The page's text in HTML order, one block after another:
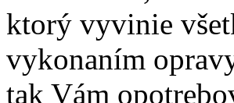
ktorý vyvinie
vykonaním
tak Vám